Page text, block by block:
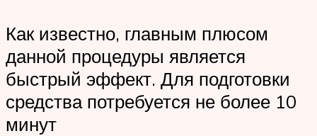
Как известно, главным плюсом
данной процедуры является
быстрый эффект. Для подготовки
средства потребуется не более 10
минут